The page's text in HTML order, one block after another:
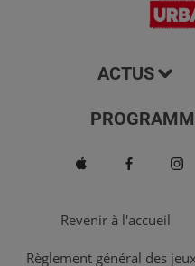
ACTUS
Revenir à l'accueil
Règlement général des